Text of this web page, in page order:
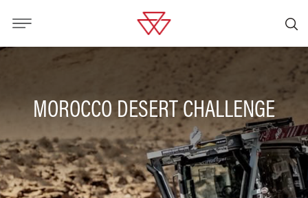
MOROCCO DESERT CHALLENGE